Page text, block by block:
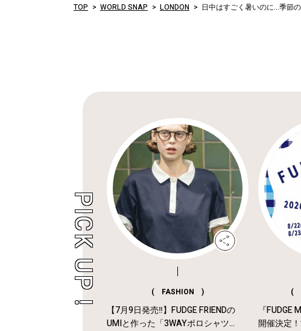
TOP WORLD SNAP LONDON 日中はすごく暑いのに…季節
( FASHION )
【7月9日発売‼︎】FUDGE FRIENDの
UMIと作った「3WAYポロシャツ...
(
『FUDGE
開催決定